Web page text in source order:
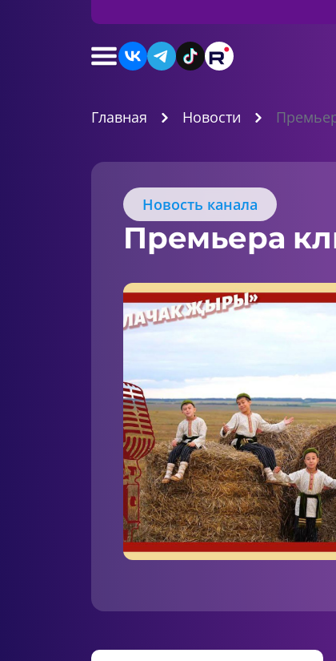
Главная Новости
Новость канала
Премьера